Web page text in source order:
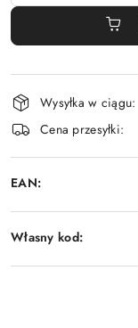
Dostępność
i
dostawa
Wysyłka w ciągu:
Cena przesyłki:
EAN:
Własny kod: